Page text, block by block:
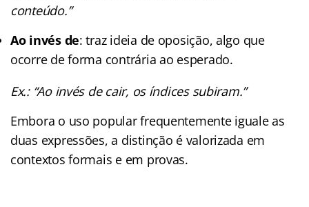
conteúdo.”
Ao invés de: traz ideia de oposição, algo que
ocorre de forma contrária ao esperado.
Ex.: “Ao invés de cair, os índices subiram.”
Embora o uso popular frequentemente iguale as
duas expressões, a distinção é valorizada em
contextos formais e em provas.